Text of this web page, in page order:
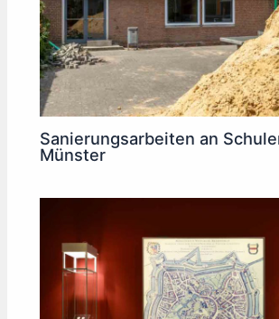
Sanierungsarbeiten an
Münster